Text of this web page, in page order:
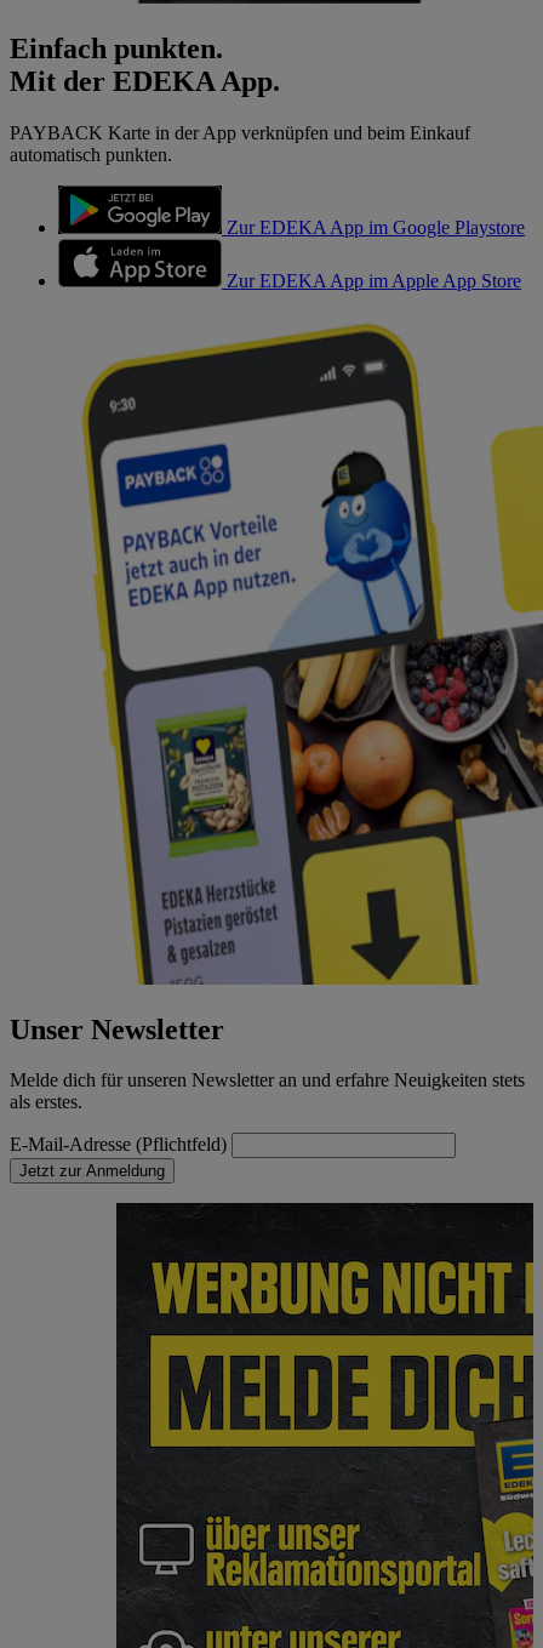
Einfach punkten.
Mit der EDEKA App.
PAYBACK Karte in der App verknüpfen und beim Einkauf
automatisch punkten.
Zur EDEKA App im Google Playstore
Zur EDEKA App im Apple App Store
Unser Newsletter
Melde dich für unseren Newsletter an und erfahre Neuigkeiten stets
als erstes.
E-Mail-Adresse (Pflichtfeld)
Jetzt zur Anmeldung